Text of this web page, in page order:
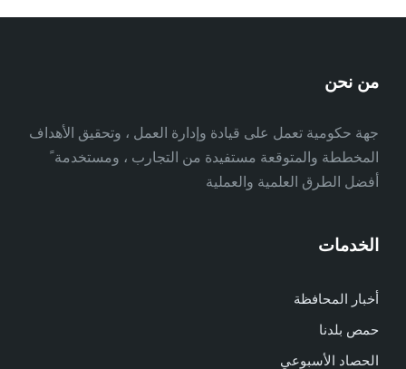
من نحن
جهة حكومية تعمل على قيادة وإدارة العمل ، وتحقيق الأهداف
المخططة والمتوقعة مستفيدة من التجارب ، ومستخدمة ً
أفضل الطرق العلمية والعملية
الخدمات
أخبار المحافظة
حمص بلدنا
الحصاد الأسبوعي